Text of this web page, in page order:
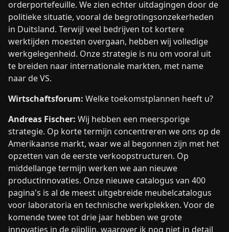
orderportefeuille. We zien echter uitdagingen door de
politieke situatie, vooral de begrotingsonzekerheden
in Duitsland. Terwijl veel bedrijven tot kortere
werktijden moesten overgaan, hebben wij volledige
werkgelegenheid. Onze strategie is nu om vooral uit
te breiden naar internationale markten, met name
naar de VS.
Wirtschaftsforum: Welke toekomstplannen heeft u?
Andreas Fischer: Wij hebben een meersporige
strategie. Op korte termijn concentreren we ons op de
Amerikaanse markt, waar we al begonnen zijn met het
opzetten van de eerste verkoopstructuren. Op
middellange termijn werken we aan nieuwe
productinnovaties. Onze nieuwe catalogus van 400
pagina's is al de meest uitgebreide meubelcatalogus
voor laboratoria en technische werkplekken. Voor de
komende twee tot drie jaar hebben we grote
innovaties in de pijplijn, waarover ik nog niet in detail